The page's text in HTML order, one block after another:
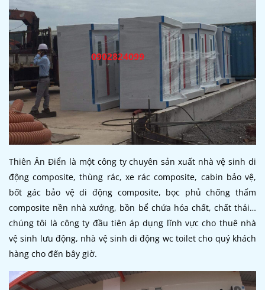
Thiên Ân Điển là một công ty chuyên sản xuất nhà vệ sinh di
động composite, thùng rác, xe rác composite, cabin bảo vệ,
bốt gác bảo vệ di động composite, bọc phủ chống thấm
composite nền nhà xưởng, bồn bể chứa hóa chất, chất thải…
chúng tôi là công ty đầu tiên áp dụng lĩnh vực cho thuê nhà
vệ sinh lưu động, nhà vệ sinh di động wc toilet cho quý khách
hàng cho đến bây giờ.